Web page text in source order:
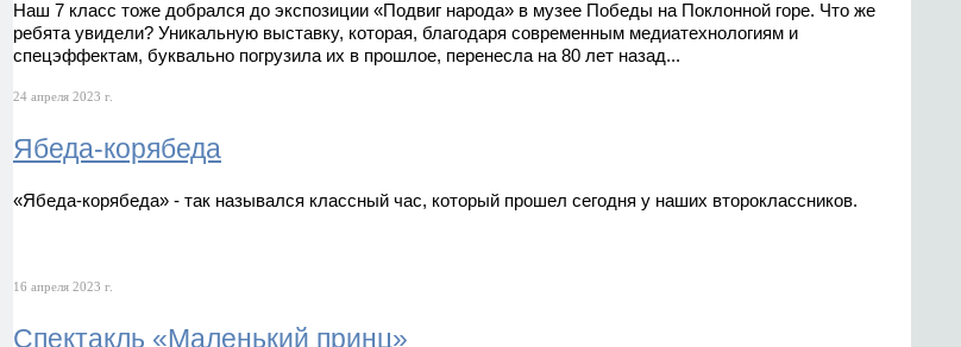
Наш 7 класс тоже добрался до экспозиции «Подвиг народа» в музее Победы на Поклонной горе. Что же
ребята увидели? Уникальную выставку, которая, благодаря современным медиатехнологиям и
спецэффектам, буквально погрузила их в прошлое, перенесла на 80 лет назад...
24 апреля 2023 г.
Ябеда-корябеда
«Ябеда-корябеда» - так назывался классный час, который прошел сегодня у наших второклассников.
16 апреля 2023 г.
Спектакль «Маленький принц»